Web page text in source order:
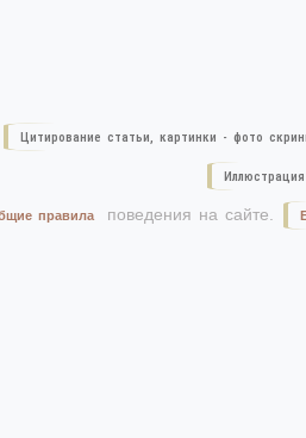
Цитирование статьи, картинки - фото
правила поведения на сайте.